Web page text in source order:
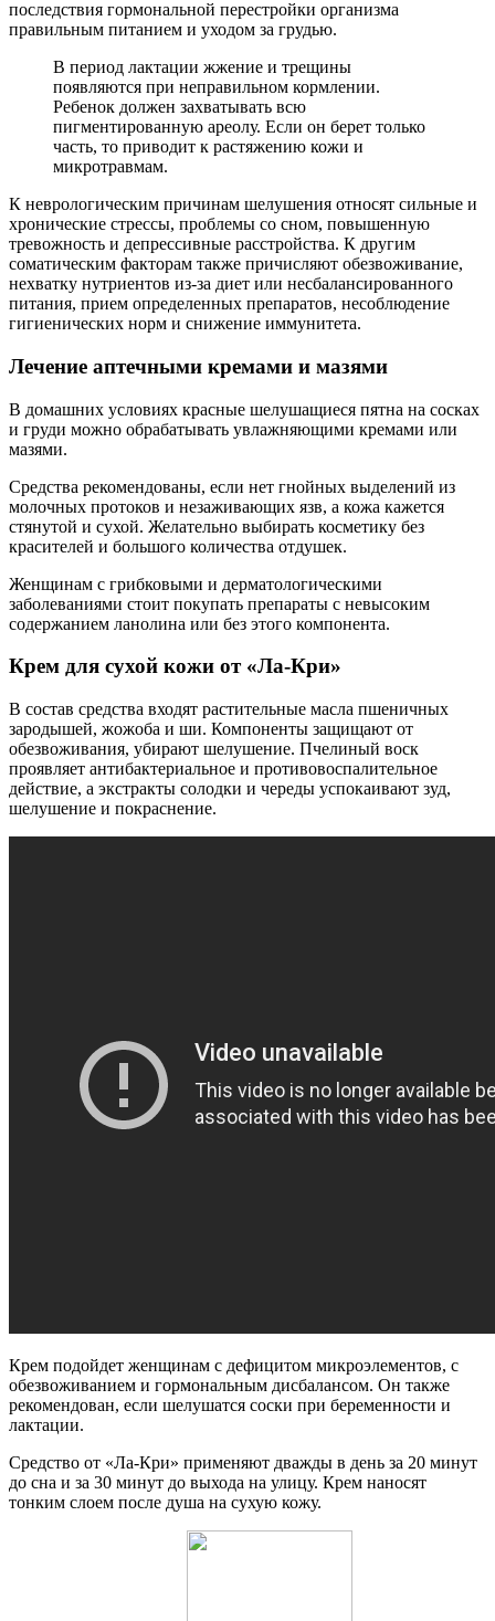
последствия гормональной перестройки организма
правильным питанием и уходом за грудью.
В период лактации жжение и трещины
появляются при неправильном кормлении.
Ребенок должен захватывать всю
пигментированную ареолу. Если он берет только
часть, то приводит к растяжению кожи и
микротравмам.
К неврологическим причинам шелушения относят сильные и
хронические стрессы, проблемы со сном, повышенную
тревожность и депрессивные расстройства. К другим
соматическим факторам также причисляют обезвоживание,
нехватку нутриентов из-за диет или несбалансированного
питания, прием определенных препаратов, несоблюдение
гигиенических норм и снижение иммунитета.
Лечение аптечными кремами и мазями
В домашних условиях красные шелушащиеся пятна на сосках
и груди можно обрабатывать увлажняющими кремами или
мазями.
Средства рекомендованы, если нет гнойных выделений из
молочных протоков и незаживающих язв, а кожа кажется
стянутой и сухой. Желательно выбирать косметику без
красителей и большого количества отдушек.
Женщинам с грибковыми и дерматологическими
заболеваниями стоит покупать препараты с невысоким
содержанием ланолина или без этого компонента.
Крем для сухой кожи от «Ла-Кри»
В состав средства входят растительные масла пшеничных
зародышей, жожоба и ши. Компоненты защищают от
обезвоживания, убирают шелушение. Пчелиный воск
проявляет антибактериальное и противовоспалительное
действие, а экстракты солодки и череды успокаивают зуд,
шелушение и покраснение.
Крем подойдет женщинам с дефицитом микроэлементов, с
обезвоживанием и гормональным дисбалансом. Он также
рекомендован, если шелушатся соски при беременности и
лактации.
Средство от «Ла-Кри» применяют дважды в день за 20 минут
до сна и за 30 минут до выхода на улицу. Крем наносят
тонким слоем после душа на сухую кожу.